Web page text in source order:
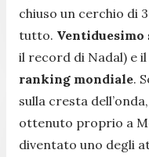
chiuso un cerchio di
tutto.
il record di Nadal) e
ranking mondiale.
sulla cresta
ottenuto proprio a
diventato uno degli